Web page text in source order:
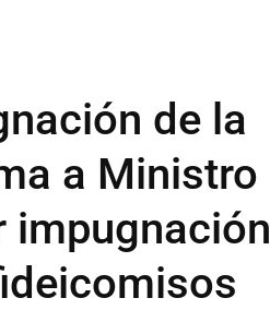
de la
a Ministro
impugnación